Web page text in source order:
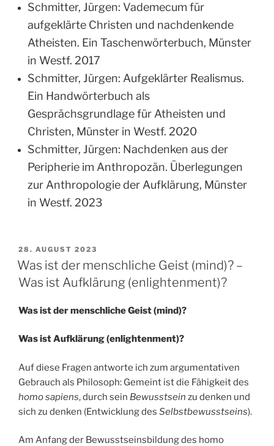
Schmitter, Jürgen: Vademecum für
aufgeklärte Christen und nachdenkende
Atheisten. Ein Taschenwörterbuch, Münster
in Westf. 2017
Schmitter, Jürgen: Aufgeklärter Realismus.
Ein Handwörterbuch als
Gesprächsgrundlage für Atheisten und
Christen, Münster in Westf. 2020
Schmitter, Jürgen: Nachdenken aus der
Peripherie im Anthropozän. Überlegungen
zur Anthropologie der Aufklärung, Münster
in Westf. 2023
VERÖFFENTLICHT
AM
28. AUGUST 2023
Was ist der menschliche Geist (mind)? –
Was ist Aufklärung (enlightenment)?
Was ist der menschliche Geist (mind)?
Was ist Aufklärung (enlightenment)?
Auf diese Fragen antworte ich zum argumentativen
Gebrauch als Philosoph: Gemeint ist die Fähigkeit des
homo sapiens, durch sein Bewusstsein zu denken und
sich zu denken (Entwicklung des Selbstbewusstseins).
Am Anfang der Bewusstseinsbildung des homo